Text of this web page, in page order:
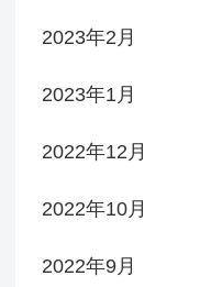
2023年2月
2023年1月
2022年12月
2022年10月
2022年9月